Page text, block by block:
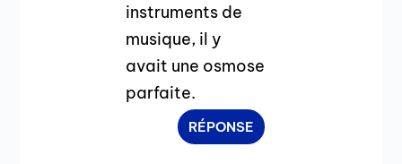
instruments de
musique, il y
avait une osmose
parfaite.
RÉPONSE